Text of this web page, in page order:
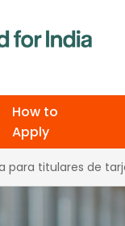
How to
Apply
para titulares de